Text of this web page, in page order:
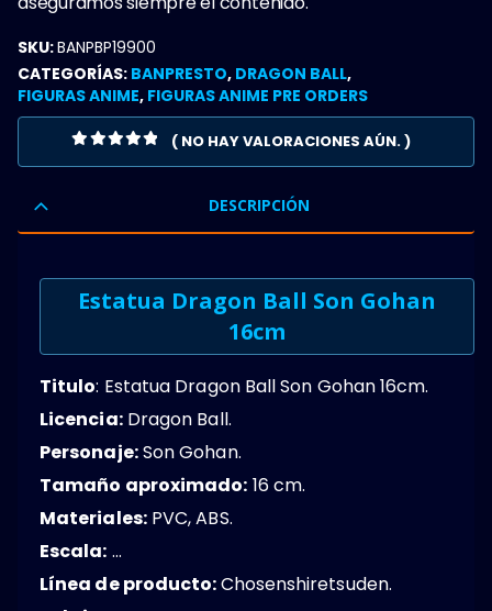
SKU:BANPBP19900
CATEGORÍAS: BANPRESTO, DRAGON BALL,
FIGURAS ANIME, FIGURAS ANIME PRE ORDERS
( NO HAY VALORACIONES AÚN. )
DESCRIPCIÓN
Estatua Dragon Ball Son Gohan
16cm
Titulo: Estatua Dragon Ball Son Gohan 16cm.
Licencia:Dragon Ball.
Personaje:Son Gohan.
Tamaño aproximado: 16 cm.
Materiales:PVC, ABS.
Escala: …
Línea de producto:Chosenshiretsuden.